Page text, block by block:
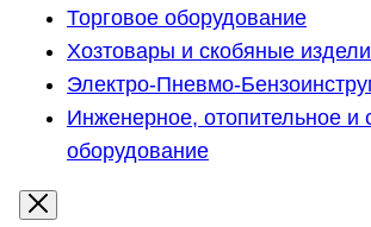
Торговое оборудование
Хозтовары и скобяные
Электро-Пневмо-
Инженерное, отопительное и
оборудование